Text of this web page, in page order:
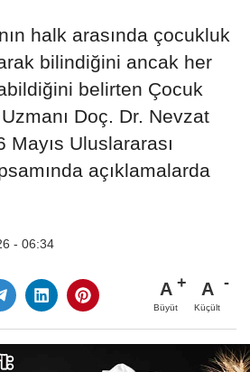
halk arasında çocukluk
bilindiğini ancak her
belirten Çocuk
Doç. Dr. Nevzat
Uluslararası
açıklamalarda
- 06:34
A
Büyüt
A
Küçült